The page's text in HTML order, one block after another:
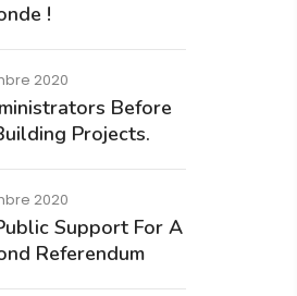
!
2020
Before
Projects.
2020
Support For A
Referendum